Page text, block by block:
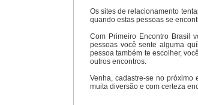
Os sites de relacionamento
quando estas pessoas se
Com Primeiro Encontro Brasil
pessoas você sente alguma
pessoa também te escolher,
outros encontros.
Venha, cadastre-se no próximo
muita diversão e com certeza